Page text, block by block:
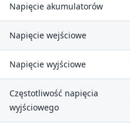
Napięcie akumulatorów
Napięcie wejściowe
Napięcie wyjściowe
Częstotliwość napięcia
wyjściowego